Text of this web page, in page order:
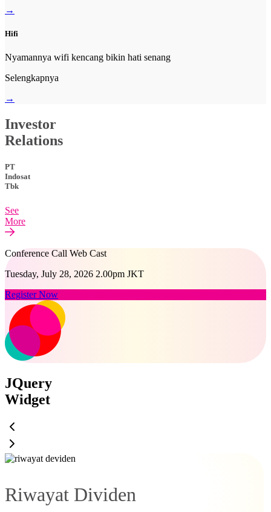
→
Hifi
Nyamannya wifi kencang bikin hati senang
Selengkapnya
→
Investor
Relations
PT
Indosat
Tbk
See
More
Conference Call Web Cast
Tuesday, July 28, 2026 2.00pm JKT
Register Now
JQuery
Widget
Riwayat Dividen